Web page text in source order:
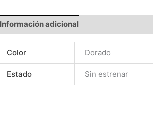
Información adicional
Color Dorado
Estado Sin estrenar